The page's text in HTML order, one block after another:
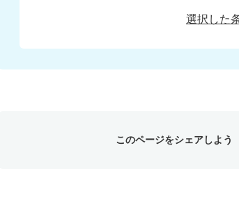
選択した
このページをシェアしよう